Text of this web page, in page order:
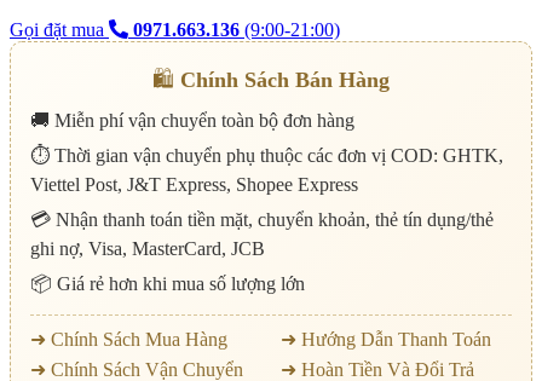
Gọi đặt mua
0971.663.136 (9:00-21:00)
🛍️ Chính Sách Bán Hàng
🚚 Miễn phí vận chuyển toàn bộ đơn hàng
⏱️ Thời gian vận chuyển phụ thuộc các đơn vị COD: GHTK,
Viettel Post, J&T Express, Shopee Express
💳 Nhận thanh toán tiền mặt, chuyển khoản, thẻ tín dụng/thẻ
ghi nợ, Visa, MasterCard, JCB
📦 Giá rẻ hơn khi mua số lượng lớn
➜ Chính Sách Mua Hàng
➜ Hướng Dẫn Thanh Toán
➜ Chính Sách Vận Chuyển
➜ Hoàn Tiền Và Đổi Trả